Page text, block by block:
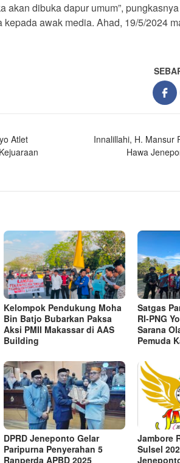
akan dibuka dapur umum”,
awak media. Ahad, 19/5/2024
Atlet
Innalillahi, H. Mansur
Hawa
Kelompok Pendukung Moha
Bin Batjo Bubarkan Paksa
Aksi PMII Makassar di AAS
Building
Satgas
RI-PNG
Sarana
Pemuda
DPRD Jeneponto Gelar
Paripurna Penyerahan 5
Ranperda APBD 2025
Jambore
Sulsel